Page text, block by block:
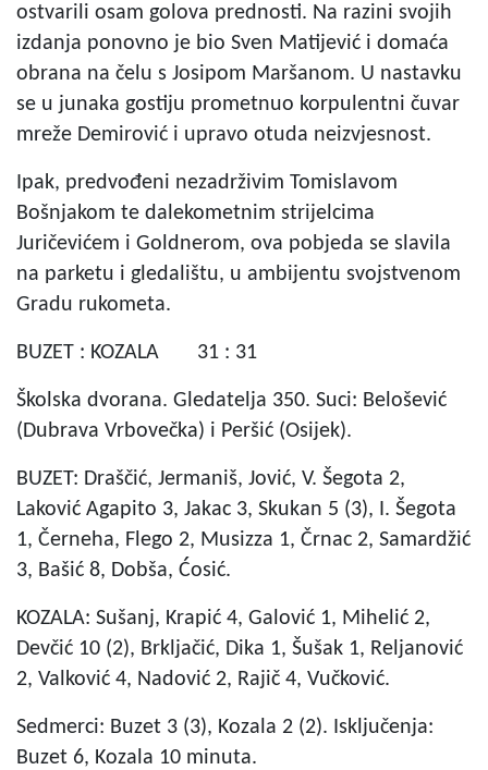
ostvarili osam golova prednosti. Na razini svojih
izdanja ponovno je bio Sven Matijević i domaća
obrana na čelu s Josipom Maršanom. U nastavku
se u junaka gostiju prometnuo korpulentni čuvar
mreže Demirović i upravo otuda neizvjesnost.
Ipak, predvođeni nezadrživim Tomislavom
Bošnjakom te dalekometnim strijelcima
Juričevićem i Goldnerom, ova pobjeda se slavila
na parketu i gledalištu, u ambijentu svojstvenom
Gradu rukometa.
BUZET : KOZALA 31 : 31
Školska dvorana. Gledatelja 350. Suci: Belošević
(Dubrava Vrbovečka) i Peršić (Osijek).
BUZET: Draščić, Jermaniš, Jović, V. Šegota 2,
Laković Agapito 3, Jakac 3, Skukan 5 (3), I. Šegota
1, Černeha, Flego 2, Musizza 1, Črnac 2, Samardžić
3, Bašić 8, Dobša, Ćosić.
KOZALA: Sušanj, Krapić 4, Galović 1, Mihelić 2,
Devčić 10 (2), Brkljačić, Dika 1, Šušak 1, Reljanović
2, Valković 4, Nadović 2, Rajič 4, Vučković.
Sedmerci: Buzet 3 (3), Kozala 2 (2). Isključenja:
Buzet 6, Kozala 10 minuta.